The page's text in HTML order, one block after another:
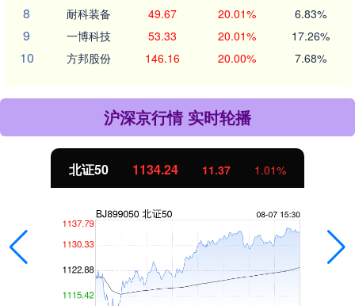
8 耐科装备 49.67 20.01% 6.83%
9 一博科技 53.33 20.01% 17.26%
10 方邦股份 146.16 20.00% 7.68%
沪深京行情 实时轮播
北证50 1134.24 11.37 1.01%